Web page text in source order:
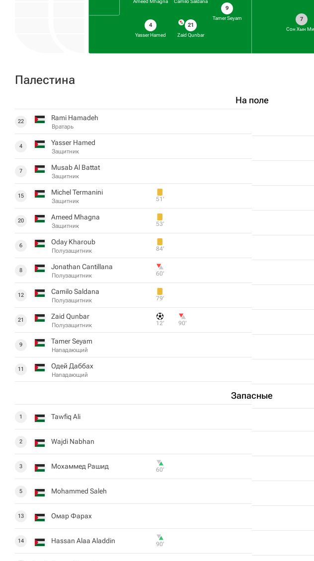
Ameed Mhagna
4
Yasser Hamed
Camilo Saldana
21
Zaid Qunbar
9
Tamer Seyam 7
Сон Хын
Палестина
На поле
22 Rami Hamadeh
Вратарь
4 Yasser Hamed
Защитник
7 Musab Al Battat
Защитник
15 Michel Termanini
Защитник 51‎’‎
20 Ameed Mhagna
Защитник 53‎’‎
6 Oday Kharoub
Полузащитник 84‎’‎
8 Jonathan Cantillana
Полузащитник 60‎’‎
12 Camilo Saldana
Полузащитник 79‎’‎
21 Zaid Qunbar
Полузащитник 12‎’‎ 90‎’‎
9 Tamer Seyam
Нападающий
11 Одей Даббах
Нападающий
Запасные
1 Tawfiq Ali
2 Wajdi Nabhan
3 Мохаммед Рашид 60‎’‎
5 Mohammed Saleh
13 Омар Фарах
14 Hassan Alaa Aladdin 90‎’‎